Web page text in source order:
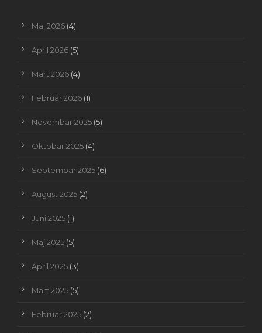
Maj 2026 (4)
April 2026 (5)
Mart 2026 (4)
Februar 2026 (1)
Novembar 2025 (5)
Oktobar 2025 (4)
Septembar 2025 (6)
August 2025 (2)
Juni 2025 (1)
Maj 2025 (5)
April 2025 (3)
Mart 2025 (5)
Februar 2025 (2)